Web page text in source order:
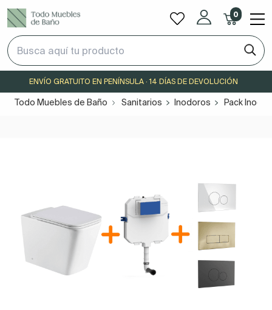
0
ENVÍO GRATUITO EN PENÍNSULA · 14 DÍAS DE DEVOLUCIÓN
Todo Muebles de Baño Sanitarios Inodoros Pack